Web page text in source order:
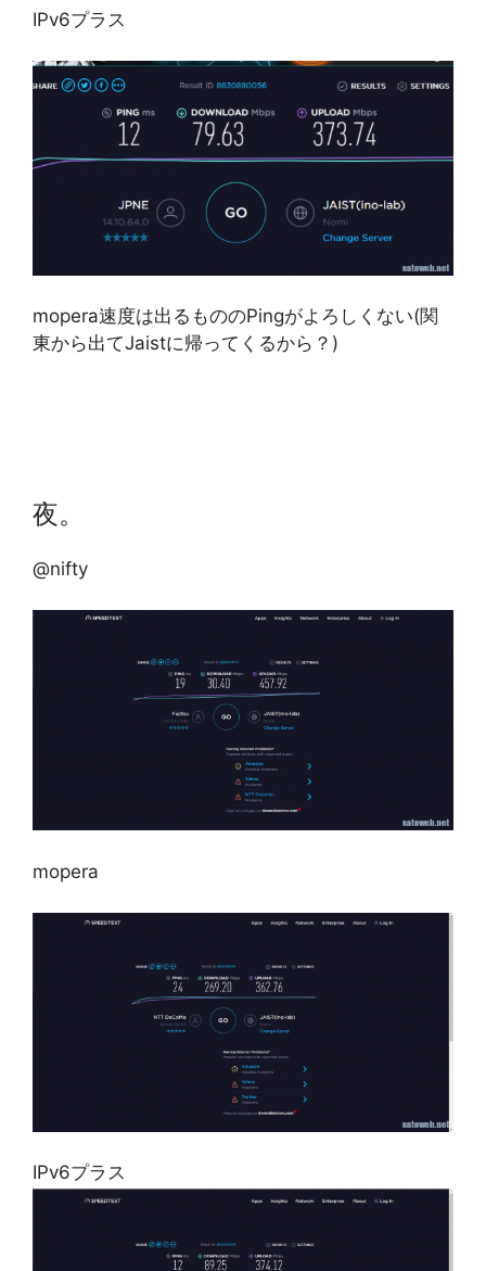
IPv6プラス
mopera速度は出るもののPingがよろしくない(関
東から出てJaistに帰ってくるから？)
夜。
@nifty
mopera
IPv6プラス